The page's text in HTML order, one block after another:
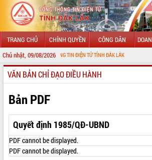
TRANG CHỦ CHÍNH QUYỀN CÔNG DÂN
Chủ nhật, 09/08/2026
CỔNG THÔNG TIN ĐIỆN TỬ TỈNH ĐẮK LẮK
GIỚI THIỆU
LÃNH ĐẠO UBND TỈNH
TIN TỨC SỰ KIỆN
SỞ, BAN, NGÀNH
UBND CÁC XÃ, PHƯỜNG
VĂN BẢN CHỈ ĐẠO ĐIỀU HÀNH
Bản PDF
Quyết định 1985/QĐ-UBND
PDF cannot be displayed.
PDF cannot be displayed.